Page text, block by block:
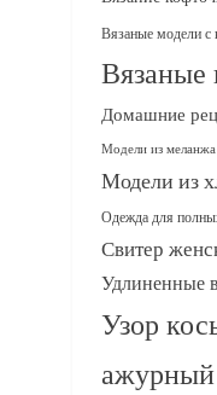
Вязаные модели
Вязаные
Домашние
Модели из меланжа
Модели из
Одежда для
Свитер
Удлиненные
Узор
ажурный